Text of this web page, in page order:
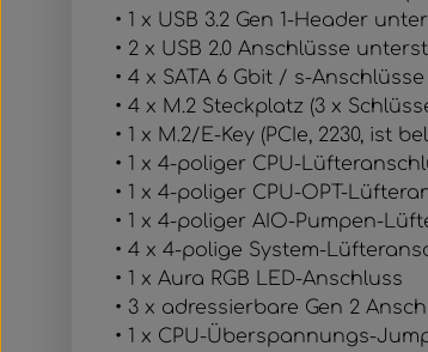
• 1 x USB 3.2 Gen 1-Header
• 2 x USB 2.0 Anschlüsse
• 4 x SATA 6 Gbit / s-Anschlüsse
• 4 x M.2 Steckplatz (3 x
• 1 x M.2/​E-Key (PCIe, 2230, ist
• 1 x 4-poliger CPU-
• 1 x 4-poliger CPU-OPT-
• 1 x 4-poliger AIO-Pumpen-
• 4 x 4-polige System-
• 1 x Aura RGB LED-Anschluss
• 3 x adressierbare Gen 2
• 1 x CPU-Überspannungs-